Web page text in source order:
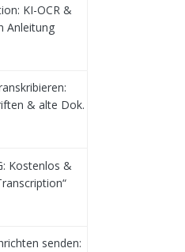
KI-OCR &
Anleitung
& alte Dok.
Kostenlos &
senden: